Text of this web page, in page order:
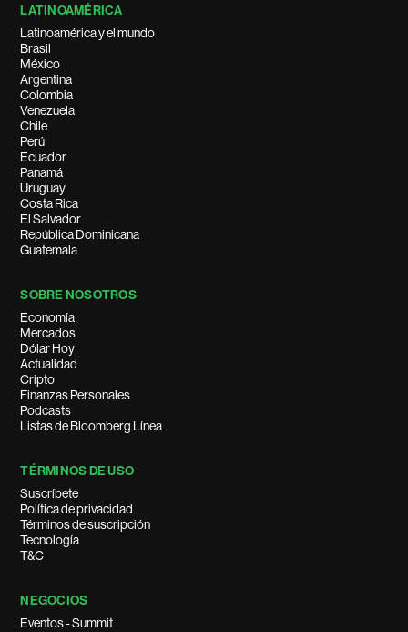
LATINOAMÉRICA
Latinoamérica y el mundo
Brasil
México
Argentina
Colombia
Venezuela
Chile
Perú
Ecuador
Panamá
Uruguay
Costa Rica
El Salvador
República Dominicana
Guatemala
SOBRE NOSOTROS
Economía
Mercados
Dólar Hoy
Actualidad
Cripto
Finanzas Personales
Podcasts
Listas de Bloomberg Línea
TÉRMINOS DE USO
Suscríbete
Política de privacidad
Términos de suscripción
Tecnología
T&C
NEGOCIOS
Eventos - Summit